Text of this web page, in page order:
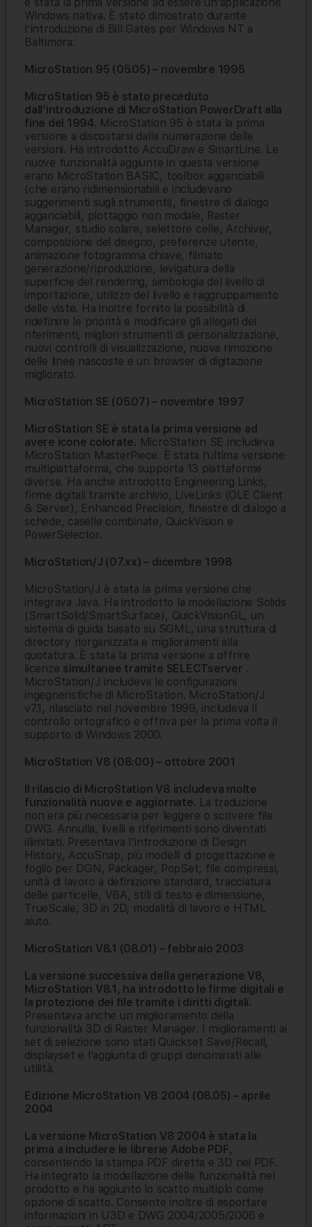
Windows nativa. È stato dimostrato durante
l’introduzione di Bill Gates per Windows NT a
Baltimora.
MicroStation 95 (05.05) – novembre 1995
MicroStation 95 è stato preceduto
dall’introduzione di MicroStation PowerDraft alla
fine del 1994. MicroStation 95 è stata la prima
versione a discostarsi dalla numerazione delle
versioni. Ha introdotto AccuDraw e SmartLine. Le
nuove funzionalità aggiunte in questa versione
erano MicroStation BASIC, toolbox agganciabili
(che erano ridimensionabili e includevano
suggerimenti sugli strumenti), finestre di dialogo
agganciabili, plottaggio non modale, Raster
Manager, studio solare, selettore celle, Archiver,
composizione del disegno, preferenze utente,
animazione fotogramma chiave, filmato
generazione/riproduzione, levigatura della
superficie del rendering, simbologia del livello di
importazione, utilizzo del livello e raggruppamento
delle viste. Ha inoltre fornito la possibilità di
ridefinire le priorità e modificare gli allegati dei
riferimenti, migliori strumenti di personalizzazione,
nuovi controlli di visualizzazione, nuova rimozione
delle linee nascoste e un browser di digitazione
migliorato.
MicroStation SE (05.07) – novembre 1997
MicroStation SE è stata la prima versione ad
avere icone colorate. MicroStation SE includeva
MicroStation MasterPiece. È stata l’ultima versione
multipiattaforma, che supporta 13 piattaforme
diverse. Ha anche introdotto Engineering Links,
firme digitali tramite archivio, LiveLinks (OLE Client
& Server), Enhanced Precision, finestre di dialogo a
schede, caselle combinate, QuickVision e
PowerSelector.
MicroStation/J (07.xx) – dicembre 1998
MicroStation/J è stata la prima versione che
integrava Java. Ha introdotto la modellazione Solids
(SmartSolid/SmartSurface), QuickVisionGL, un
sistema di guida basato su SGML, una struttura di
directory riorganizzata e miglioramenti alla
quotatura. È stata la prima versione a offrire
licenze simultanee tramite SELECTserver .
MicroStation/J includeva le configurazioni
ingegneristiche di MicroStation. MicroStation/J
v7.1, rilasciato nel novembre 1999, includeva il
controllo ortografico e offriva per la prima volta il
supporto di Windows 2000.
MicroStation V8 (08:00) – ottobre 2001
Il rilascio di MicroStation V8 includeva molte
funzionalità nuove e aggiornate. La traduzione
non era più necessaria per leggere o scrivere file
DWG. Annulla, livelli e riferimenti sono diventati
illimitati. Presentava l’introduzione di Design
History, AccuSnap, più modelli di progettazione e
foglio per DGN, Packager, PopSet, file compressi,
unità di lavoro a definizione standard, tracciatura
delle particelle, VBA, stili di testo e dimensione,
TrueScale, 3D in 2D, modalità di lavoro e HTML
aiuto.
MicroStation V8.1 (08.01) – febbraio 2003
La versione successiva della generazione V8,
MicroStation V8.1, ha introdotto le firme digitali e
la protezione dei file tramite i diritti digitali.
Presentava anche un miglioramento della
funzionalità 3D di Raster Manager. I miglioramenti ai
set di selezione sono stati Quickset Save/Recall,
displayset e l’aggiunta di gruppi denominati alle
utilità.
Edizione MicroStation V8 2004 (08.05) – aprile
2004
La versione MicroStation V8 2004 è stata la
prima a includere le librerie Adobe PDF,
consentendo la stampa PDF diretta e 3D nei PDF.
Ha integrato la modellazione delle funzionalità nel
prodotto e ha aggiunto lo scatto multiplo come
opzione di scatto. Consente inoltre di esportare
informazioni in U3D e DWG 2004/2005/2006 e